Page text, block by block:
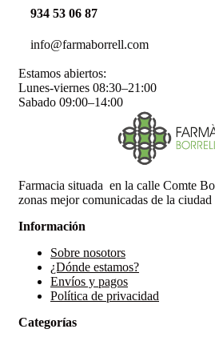
934 53 06 87
info@farmaborrell.com
Estamos abiertos:
Lunes-viernes 08:30–21:00
Sabado 09:00–14:00
Farmacia situada en la calle Comte
zonas mejor comunicadas de la
Información
Sobre nosotors
¿Dónde estamos?
Envíos y pagos
Política de privacidad
Categorías